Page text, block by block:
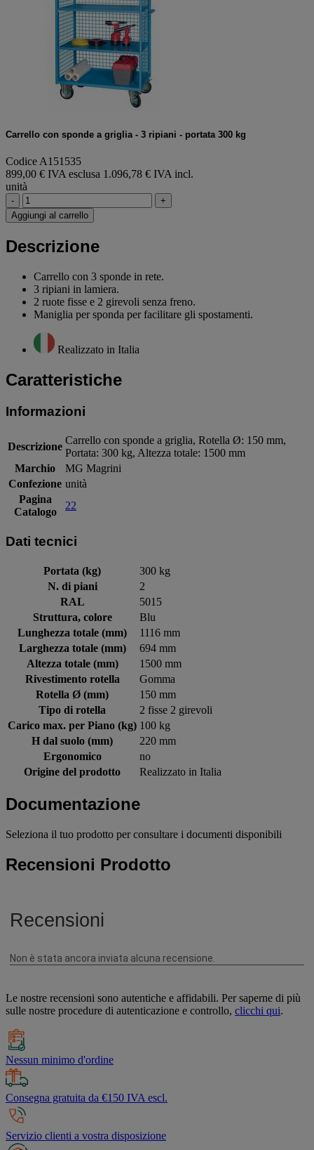
Carrello con sponde a griglia - 3 ripiani - portata 300 kg
Codice A151535
899,00 € IVA esclusa 1.096,78 € IVA incl.
unità
-
+
Aggiungi al carrello
Descrizione
Carrello con 3 sponde in rete.
3 ripiani in lamiera.
2 ruote fisse e 2 girevoli senza freno.
Maniglia per sponda per facilitare gli spostamenti.
Realizzato in Italia
Caratteristiche
Informazioni
Descrizione
Carrello con sponde a griglia, Rotella Ø: 150 mm,
Portata: 300 kg, Altezza totale: 1500 mm
Marchio
MG Magrini
Confezione unità
Pagina
Catalogo
22
Dati tecnici
Portata (kg)
300 kg
N. di piani
2
RAL
5015
Struttura, colore
Blu
Lunghezza totale (mm)
1116 mm
Larghezza totale (mm)
694 mm
Altezza totale (mm)
1500 mm
Rivestimento rotella
Gomma
Rotella Ø (mm)
150 mm
Tipo di rotella
2 fisse 2 girevoli
Carico max. per Piano (kg) 100 kg
H dal suolo (mm)
220 mm
Ergonomico
no
Origine del prodotto
Realizzato in Italia
Documentazione
Seleziona il tuo prodotto per consultare i documenti disponibili
Recensioni Prodotto
Le nostre recensioni sono autentiche e affidabili. Per saperne di più
sulle nostre procedure di autenticazione e controllo, clicchi qui.
Nessun minimo d'ordine
Consegna gratuita da €150 IVA escl.
Servizio clienti a vostra disposizione